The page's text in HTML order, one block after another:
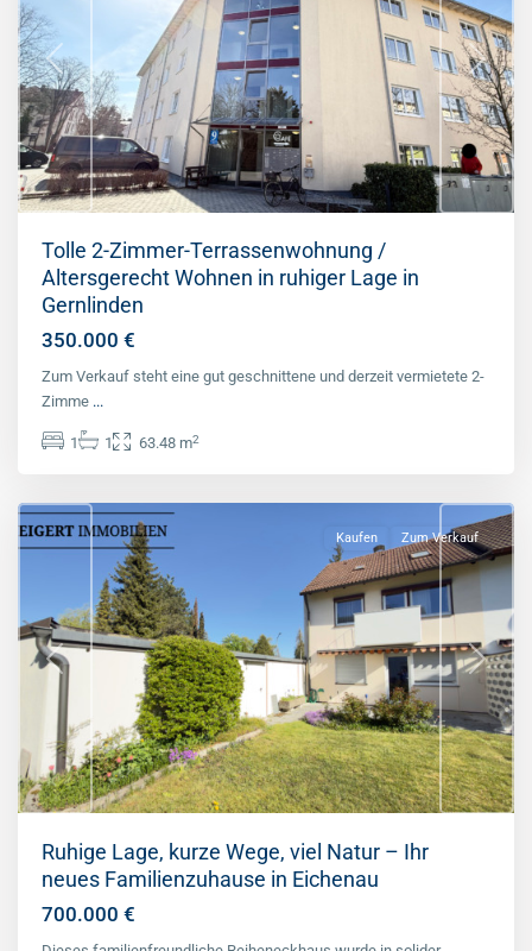
Previous Next
Tolle 2-Zimmer-Terrassenwohnung /
Altersgerecht Wohnen in ruhiger Lage in
Gernlinden
350.000 €
Zum Verkauf steht eine gut geschnittene und derzeit vermietete 2-
Zimme ...
1 1 63.48 m2
Landkreis
Previous Next
Kaufen Zum Verkauf
Ruhige Lage, kurze Wege, viel Natur – Ihr
neues Familienzuhause in Eichenau
700.000 €